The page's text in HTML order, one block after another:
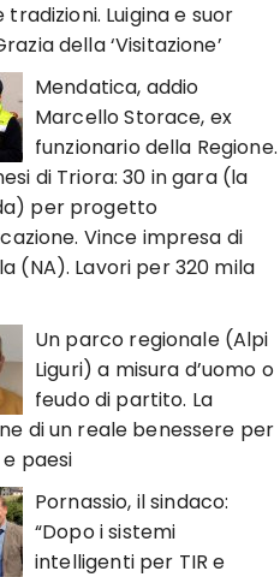
tradizioni. Luigina e suor
della ‘Visitazione’
Mendatica, addio
Marcello Storace, ex
funzionario della Regione.
di Triora: 30 in gara (la
per progetto
Vince impresa di
(NA). Lavori per 320 mila
Un parco regionale (Alpi
Liguri) a misura d’uomo o
feudo di partito. La
di un reale benessere per
paesi
Pornassio, il sindaco:
“Dopo i sistemi
intelligenti per TIR e